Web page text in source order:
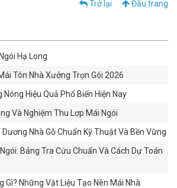
Trở lại Đầu trang
Hạ Long
Tôn Nhà Xưởng Trọn Gói 2026
Nóng Hiệu Quả Phổ Biến Hiện Nay
Và Nghiệm Thu Lợp Mái Ngói
Nhà Gỗ Chuẩn Kỹ Thuật Và Bền Vững
Bảng Tra Cứu Chuẩn Và Cách Dự Toán
Gì? Những Vật Liệu Tạo Nên Mái Nhà